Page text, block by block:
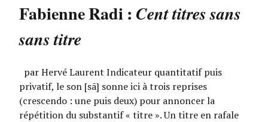
Fabienne Radi : Cent titres sans
sans titre
par Hervé Laurent Indicateur quantitatif puis
privatif, le son [sã] sonne ici à trois reprises
(crescendo : une puis deux) pour annoncer la
répétition du substantif « titre ». Un titre en rafale